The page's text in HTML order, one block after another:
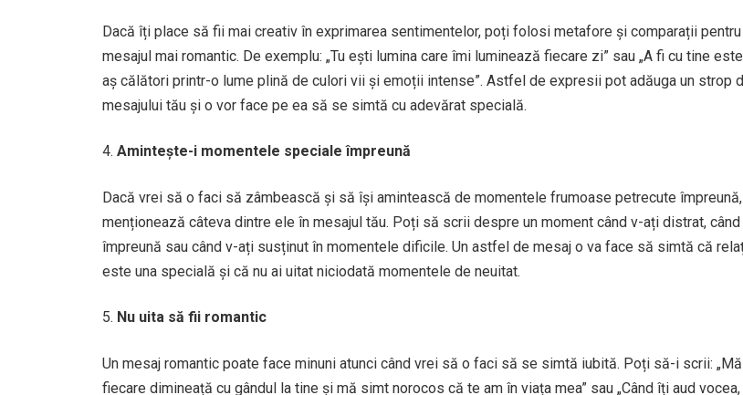
Dacă îți place să fii mai creativ în exprimarea sentimentelor, poți folosi metafore și comparații
mesajul mai romantic. De exemplu: „Tu ești lumina care îmi luminează fiecare zi” sau „A fi cu tine
aș călători printr-o lume plină de culori vii și emoții intense”. Astfel de expresii pot adăuga un strop
mesajului tău și o vor face pe ea să se simtă cu adevărat specială.
Amintește-i momentele speciale împreună
Dacă vrei să o faci să zâmbească și să își amintească de momentele frumoase petrecute împreună,
menționează câteva dintre ele în mesajul tău. Poți să scrii despre un moment când v-ați distrat, când
împreună sau când v-ați susținut în momentele dificile. Un astfel de mesaj o va face să simtă că
este una specială și că nu ai uitat niciodată momentele de neuitat.
Nu uita să fii romantic
Un mesaj romantic poate face minuni atunci când vrei să o faci să se simtă iubită. Poți să-i scrii:
fiecare dimineață cu gândul la tine și mă simt norocos că te am în viața mea” sau „Când îți aud